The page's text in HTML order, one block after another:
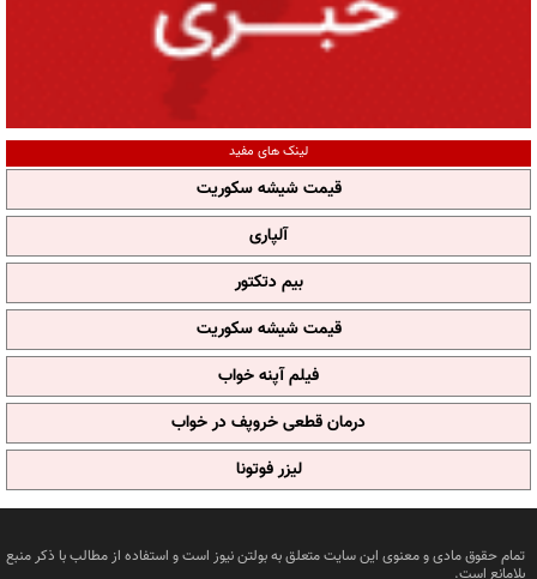
لینک های مفید
قیمت شیشه سکوریت
آلپاری
بیم دتکتور
قیمت شیشه سکوریت
فیلم آپنه خواب
درمان قطعی خروپف در خواب
لیزر فوتونا
تمام حقوق مادی و معنوی این سایت متعلق به بولتن نیوز است و استفاده از مطالب با ذکر منبع
بلامانع است.